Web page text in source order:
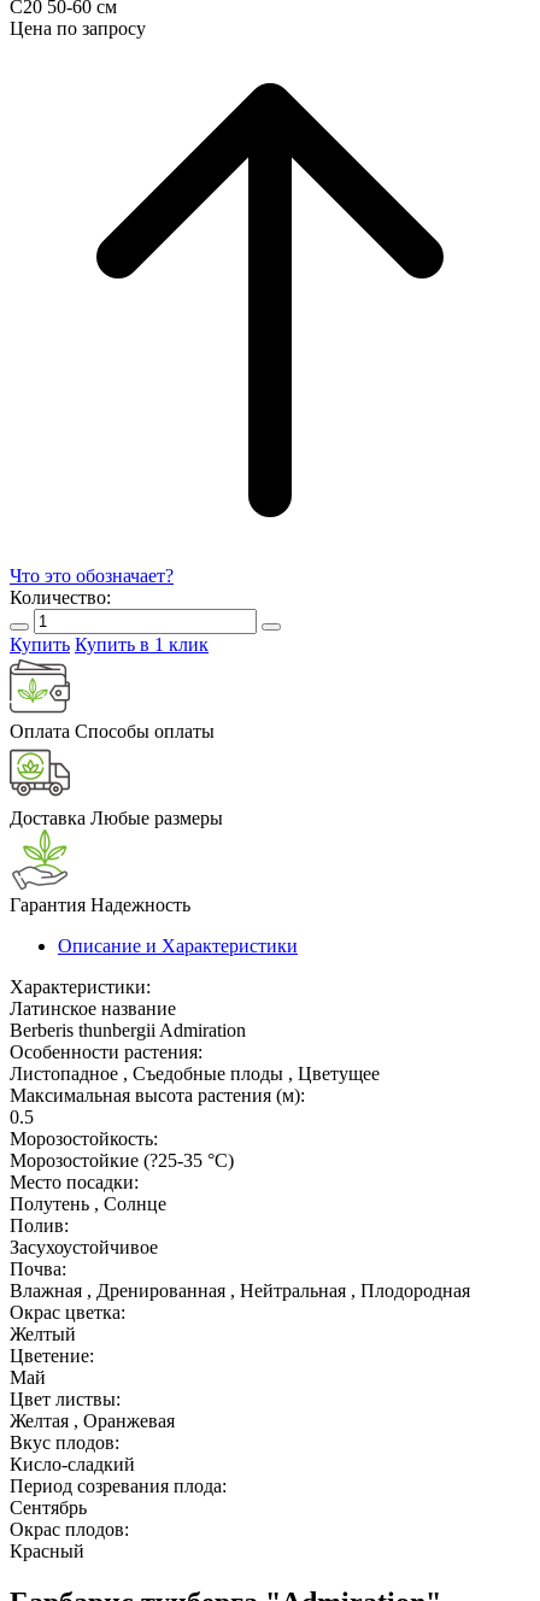
С20 50-60 см
Цена по запросу
Что это обозначает?
Количество:
Купить Купить в 1 клик
Оплата Способы оплаты
Доставка Любые размеры
Гарантия Надежность
Описание и Характеристики
Характеристики:
Латинское название
Berberis thunbergii Admiration
Особенности растения:
Листопадное , Съедобные плоды , Цветущее
Максимальная высота растения (м):
0.5
Морозостойкость:
Морозостойкие (?25-35 °С)
Место посадки:
Полутень , Солнце
Полив:
Засухоустойчивое
Почва:
Влажная , Дренированная , Нейтральная , Плодородная
Окрас цветка:
Желтый
Цветение:
Май
Цвет листвы:
Желтая , Оранжевая
Вкус плодов:
Кисло-сладкий
Период созревания плода:
Сентябрь
Окрас плодов:
Красный